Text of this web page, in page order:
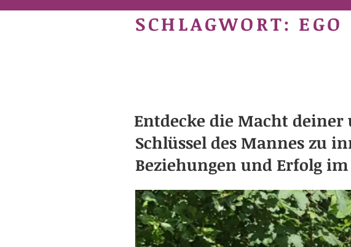
SCHLAGWORT: EGO
Entdecke die Macht
Schlüssel des Mannes zu
Beziehungen und Erfolg im